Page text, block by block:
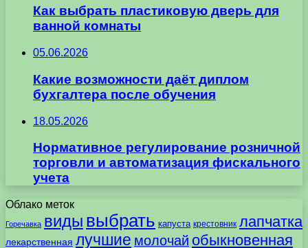
Как выбрать пластиковую дверь для
ванной комнаты
05.06.2026
Какие возможности даёт диплом
бухгалтера после обучения
18.05.2026
Нормативное регулирование розничной
торговли и автоматизация фискального
учета
Облако меток
Горечавка виды выбрать капуста крестовник лапчатка
лекарственная лучшие молочай обыкновенная